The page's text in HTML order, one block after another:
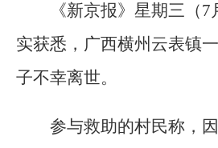
《新京报》星期三（
实获悉，广西横州云表镇
子不幸离世。
参与救助的村民称，